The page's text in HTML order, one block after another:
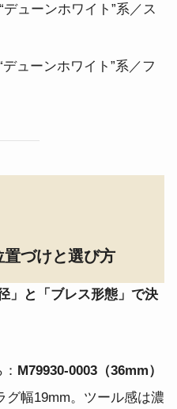
ューンホワイト”系／ス
ューンホワイト”系／フ
づけと選び方
」と「ブレス形態」で決
M79930-0003（36mm）
グ幅19mm。ツール感は濃